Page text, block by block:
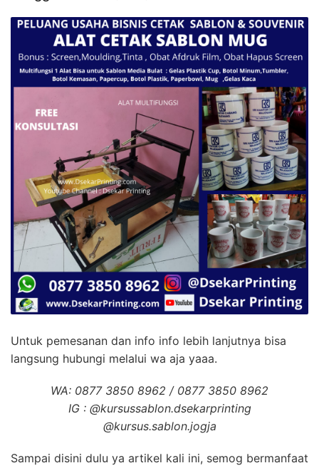
Untuk pemesanan dan info info lebih lanjutnya bisa
langsung hubungi melalui wa aja yaaa.
WA: 0877 3850 8962 / 0877 3850 8962
IG : @kursussablon.dsekarprinting
@kursus.sablon.jogja
Sampai disini dulu ya artikel kali ini, semog bermanfaat